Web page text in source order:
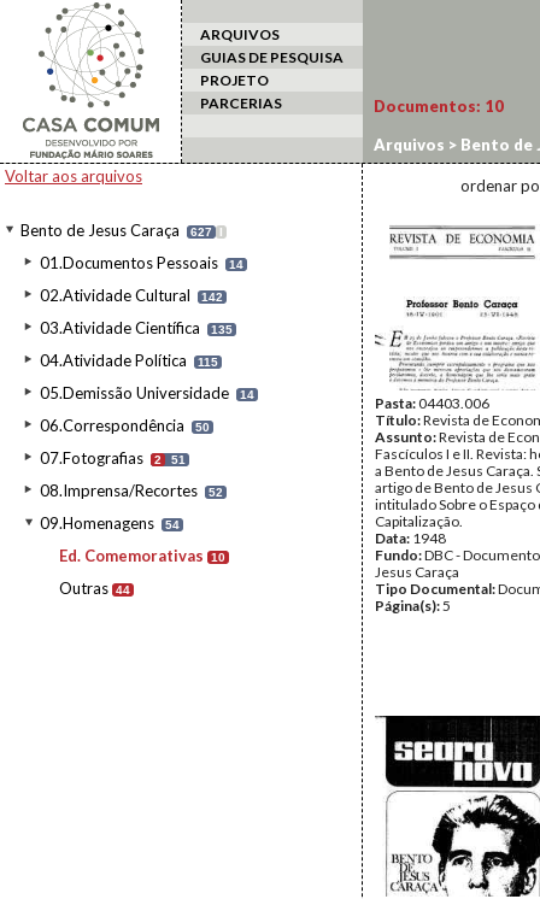
ARQUIVOS
GUIAS DE PESQUISA
PROJETO
PARCERIAS
Voltar aos arquivos
Bento de Jesus Caraça 627 I
01.Documentos Pessoais 14
02.Atividade Cultural 142
03.Atividade Científica 135
04.Atividade Política 115
05.Demissão Universidade 14
06.Correspondência 50
07.Fotografias 2 51
08.Imprensa/Recortes 52
09.Homenagens 54
Ed. Comemorativas 10
Outras 44
Documentos: 10
Arquivos > Bento de
ordenar
Pasta:04403.006
Título:Revista de
Assunto:Revista de
Fascículos I e II. Revista:
a Bento de Jesus Caraça.
artigo de Bento de Jesus
intitulado Sobre o Espaço
Capitalização.
Data: 1948
Fundo:DBC -
Jesus Caraça
Tipo Documental:
Página(s):5